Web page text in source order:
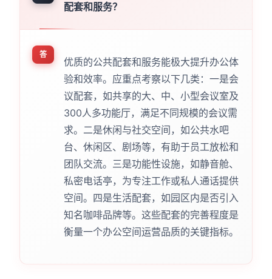
配套和服务？
答
优质的公共配套和服务能极大提升办公体
验和效率。应重点考察以下几类：一是会
议配套，如共享的大、中、小型会议室及
300人多功能厅，满足不同规模的会议需
求。二是休闲与社交空间，如公共水吧
台、休闲区、剧场等，有助于员工放松和
团队交流。三是功能性设施，如静音舱、
私密电话亭，为专注工作或私人通话提供
空间。四是生活配套，如园区内是否引入
知名咖啡品牌等。这些配套的完善程度是
衡量一个办公空间运营品质的关键指标。